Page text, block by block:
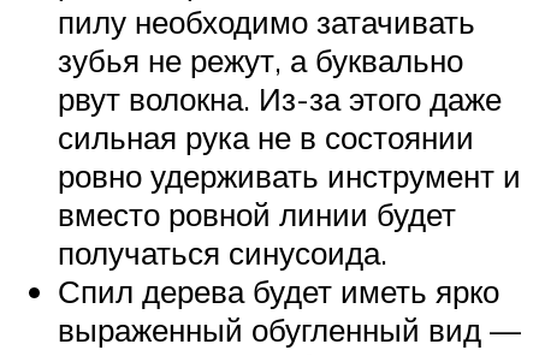
пилу необходимо затачивать
зубья не режут, а буквально
рвут волокна. Из-за этого даже
сильная рука не в состоянии
ровно удерживать инструмент и
вместо ровной линии будет
получаться синусоида.
Спил дерева будет иметь ярко
выраженный обугленный вид —